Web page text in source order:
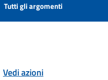
Tutti gli argomenti
Vedi azioni